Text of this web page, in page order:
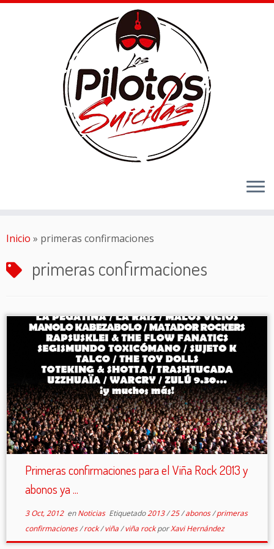
Inicio » primeras confirmaciones
primeras confirmaciones
Primeras confirmaciones para el Viña Rock 2013 y
abonos ya ...
3 Oct, 2012enNoticias Etiquetado2013/25/abonos/primeras
confirmaciones/rock/viña/viña rockporXavi Hernández